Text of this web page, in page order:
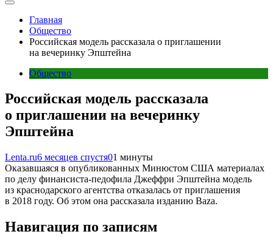
Главная
Общество
Российская модель рассказала о приглашении
на вечеринку Эпштейна
Общество
Российская модель рассказала
о приглашении на вечеринку
Эпштейна
Lenta.ru6 месяцев спустя01 минуты
Оказавшаяся в опубликованных Минюстом США материалах
по делу финансиста-педофила Джеффри Эпштейна модель
из краснодарского агентства отказалась от приглашения
в 2018 году. Об этом она рассказала изданию Baza.
Навигация по записям